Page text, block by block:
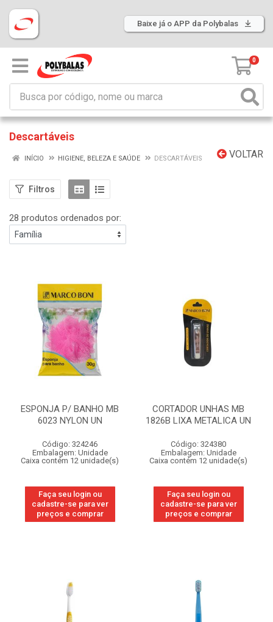
Baixe já o APP da Polybalas
0
Descartáveis
VOLTAR
INÍCIO HIGIENE, BELEZA E SAÚDE DESCARTÁVEIS
Filtros
28 produtos ordenados por:
ESPONJA P/ BANHO MB
6023 NYLON UN
Código: 324246
Embalagem: Unidade
Caixa contém 12 unidade(s)
Faça seu login ou
cadastre-se para ver
preços e comprar
CORTADOR UNHAS MB
1826B LIXA METALICA UN
Código: 324380
Embalagem: Unidade
Caixa contém 12 unidade(s)
Faça seu login ou
cadastre-se para ver
preços e comprar